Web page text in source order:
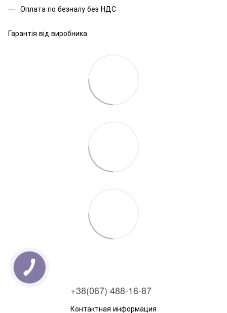
Оплата по безналу без НДС
Гарантія від виробника
+38(067) 488-16-87
Контактная информация